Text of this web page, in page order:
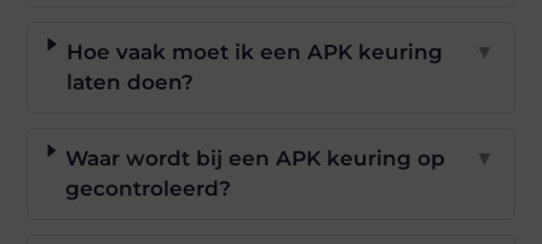
Hoe vaak moet ik een APK keuring
laten doen?
▼
Waar wordt bij een APK keuring op
gecontroleerd?
▼